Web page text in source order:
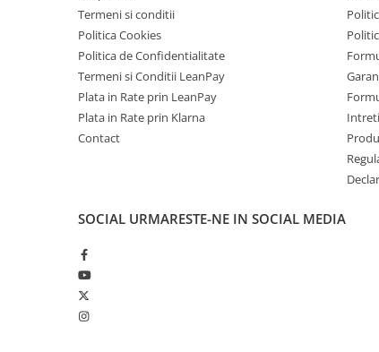
Produse Hotwav
Telefoane Mobile Hotwav
Produse Unihertz
Telefoane Mobile Unihertz
Tablete Unihertz
Produse Blackview
Casti Audio Blackview
Telefoane Mobile Fossibot
Tablete Fossibot
Produse Oukitel
Termeni si conditii
Politica Cookies
Politica de Confidentialitate
Termeni si Conditii LeanPay
Plata in Rate prin LeanPay
Plata in Rate prin Klarna
Contact
SOCIAL URMARESTE-NE IN SOCIAL MEDIA